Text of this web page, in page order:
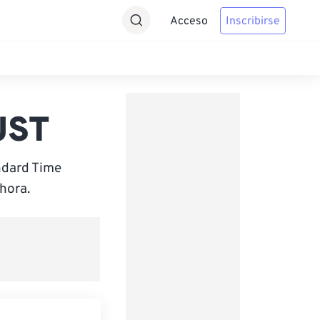
Acceso Inscribirse
Time